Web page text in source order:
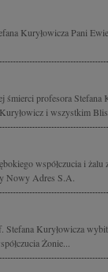
Kuryłowicza Pani
profesora
i wszystkim
współczucia i
Nowy Adres S.A.
Stefana Kuryłowicza
Żonie...